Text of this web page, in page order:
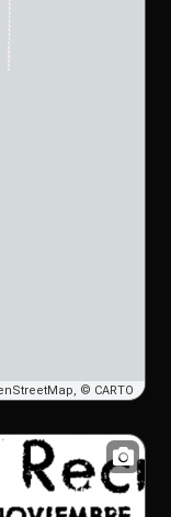
, © CARTO